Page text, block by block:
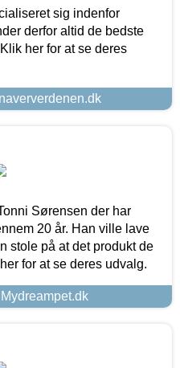
sig indenfor
derfor altid de bedste
her for at se deres
Sørensen der har
20 år. Han ville lave
stole på at det produkt de
for at se deres udvalg.